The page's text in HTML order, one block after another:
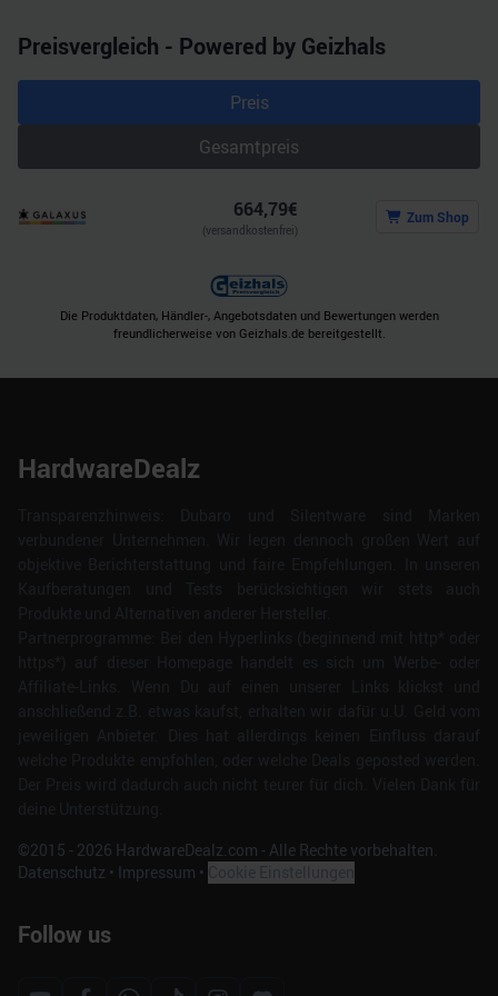
Preisvergleich - Powered by Geizhals
Preis
Gesamtpreis
664,79€
(versandkostenfrei)
Zum Shop
Die Produktdaten, Händler-, Angebotsdaten und Bewertungen werden
freundlicherweise von Geizhals.de bereitgestellt.
HardwareDealz
©2015 - 2026 HardwareDealz.com - Alle Rechte vorbehalten.
Datenschutz • Impressum •
Follow us